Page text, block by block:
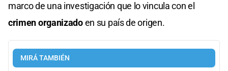
marco de una investigación que lo vincula con el
crimen organizadoen su país de origen.
MIRÁ TAMBIÉN